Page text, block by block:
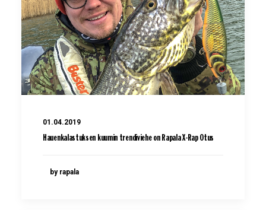
01.04.2019
Hauenkalastuksen kuumin trendiviehe on Rapala X-Rap Otus
by rapala